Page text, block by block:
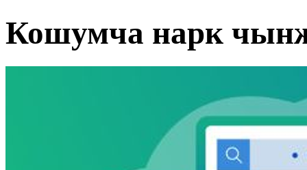
Кошумча нарк